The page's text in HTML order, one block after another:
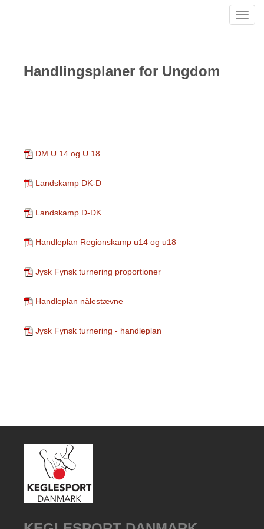
Handlingsplaner for Ungdom
DM U 14 og U 18
Landskamp DK-D
Landskamp D-DK
Handleplan Regionskamp u14 og u18
Jysk Fynsk turnering proportioner
Handleplan nålestævne
Jysk Fynsk turnering - handleplan